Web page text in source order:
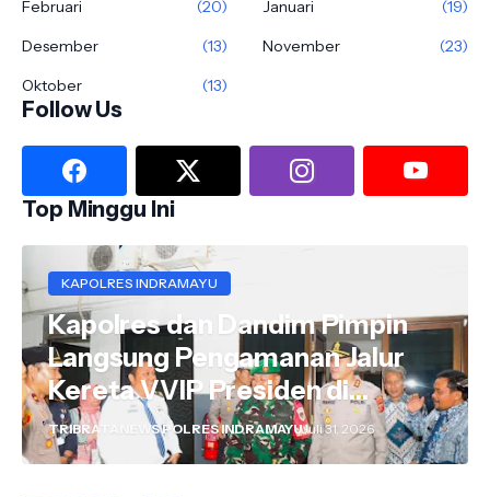
Februari
(20) Januari
(19)
Desember
(13) November
(23)
Oktober
(13)
Follow Us
Top Minggu Ini
KAPOLRES INDRAMAYU
Kapolres dan Dandim Pimpin
Langsung Pengamanan Jalur
Kereta VVIP Presiden di
Wilayah Indramayu
TRIBRATANEWS POLRES INDRAMAYUJuli 31, 2026